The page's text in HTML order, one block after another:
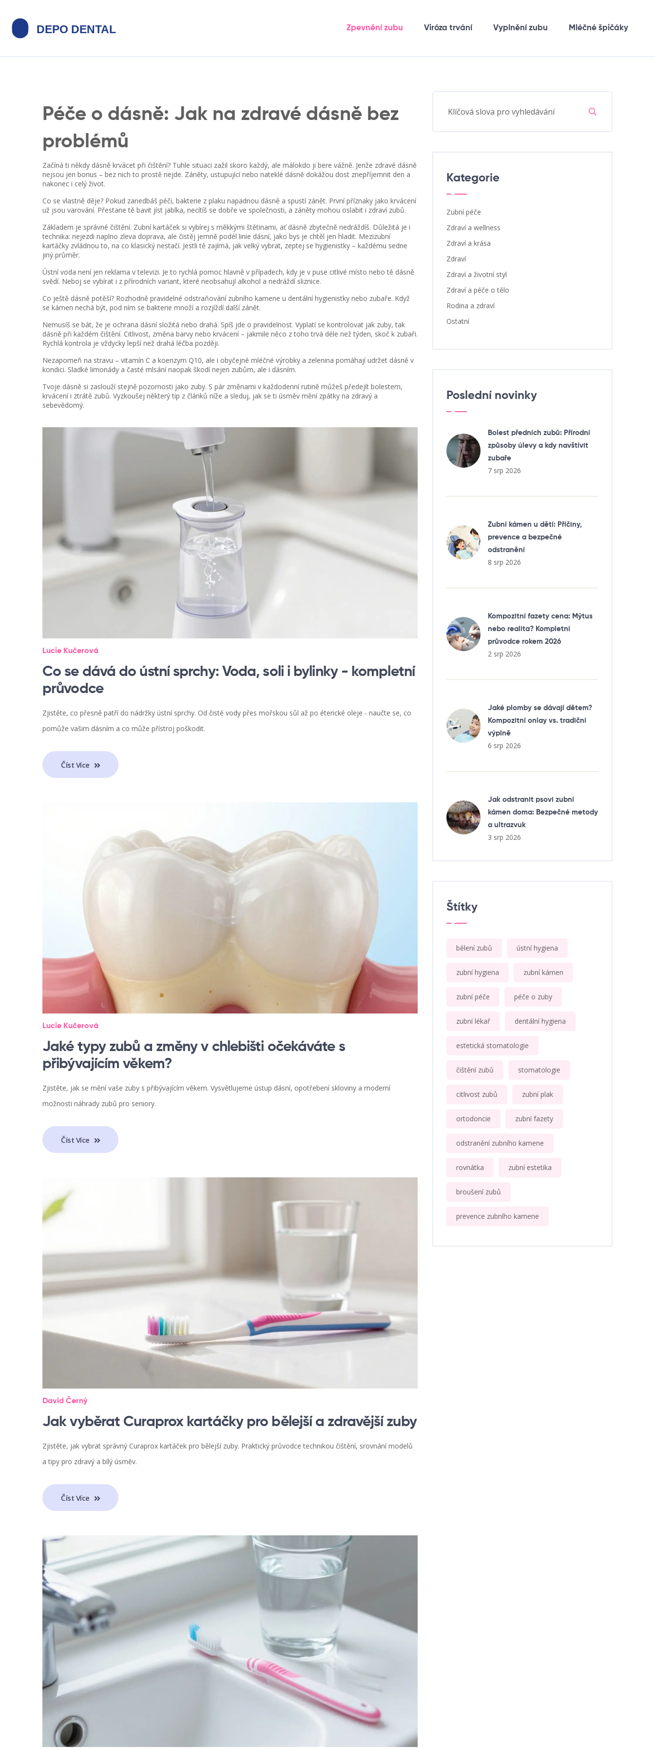
Zpevnění zubu Viróza trvání Vyplnění zubu Mléčné špičáky
Péče o dásně: Jak na zdravé dásně bez
problémů
Začíná ti někdy dásně krvácet při čištění? Tuhle situaci zažil skoro každý, ale málokdo ji bere vážně. Jenže zdravé dásně
nejsou jen bonus – bez nich to prostě nejde. Záněty, ustupující nebo nateklé dásně dokážou dost znepříjemnit den a
nakonec i celý život.
Co se vlastně děje? Pokud zanedbáš péči, bakterie z plaku napadnou dásně a spustí zánět. První příznaky jako krvácení
už jsou varování. Přestane tě bavit jíst jablka, necítíš se dobře ve společnosti, a záněty mohou oslabit i zdraví zubů.
Základem je správné čištění. Zubní kartáček si vybírej s měkkými štětinami, ať dásně zbytečně nedráždíš. Důležitá je i
technika: nejezdi naplno zleva doprava, ale čistěj jemně podél linie dásní, jako bys je chtěl jen hladit. Mezizubní
kartáčky zvládnou to, na co klasický nestačí. Jestli tě zajímá, jak velký vybrat, zeptej se hygienistky – každému sedne
jiný průměr.
Ústní voda není jen reklama v televizi. Je to rychlá pomoc hlavně v případech, kdy je v puse citlivé místo nebo tě dásně
svědí. Neboj se vybírat i z přírodních variant, které neobsahují alkohol a nedráždí sliznice.
Co ještě dásně potěší? Rozhodně pravidelné odstraňování zubního kamene u dentální hygienistky nebo zubaře. Když
se kámen nechá být, pod ním se bakterie množí a rozjíždí další zánět.
Nemusíš se bát, že je ochrana dásní složitá nebo drahá. Spíš jde o pravidelnost. Vyplatí se kontrolovat jak zuby, tak
dásně při každém čištění. Citlivost, změna barvy nebo krvácení – jakmile něco z toho trvá déle než týden, skoč k zubaři.
Rychlá kontrola je vždycky lepší než drahá léčba později.
Nezapomeň na stravu – vitamín C a koenzym Q10, ale i obyčejné mléčné výrobky a zelenina pomáhají udržet dásně v
kondici. Sladké limonády a časté mlsání naopak škodí nejen zubům, ale i dásním.
Tvoje dásně si zaslouží stejně pozornosti jako zuby. S pár změnami v každodenní rutině můžeš předejít bolestem,
krvácení i ztrátě zubů. Vyzkoušej některý tip z článků níže a sleduj, jak se ti úsměv mění zpátky na zdravý a
sebevědomý.
Lucie Kučerová
Co se dává do ústní sprchy: Voda, soli i bylinky - kompletní
průvodce
Zjistěte, co přesně patří do nádržky ústní sprchy. Od čisté vody přes mořskou sůl až po éterické oleje - naučte se, co
pomůže vašim dásním a co může přístroj poškodit.
Číst Více
Lucie Kučerová
Jaké typy zubů a změny v chlebišti očekáváte s
přibývajícím věkem?
Zjistěte, jak se mění vaše zuby s přibývajícím věkem. Vysvětlujeme ústup dásní, opotřebení skloviny a moderní
možnosti náhrady zubů pro seniory.
Číst Více
David Černý
Jak vyběrat Curaprox kartáčky pro bělejší a zdravější zuby
Zjistěte, jak vybrat správný Curaprox kartáček pro bělejší zuby. Praktický průvodce technikou čištění, srovnání modelů
a tipy pro zdravý a bílý úsměv.
Číst Více
Kategorie
Zubní péče
Zdraví a wellness
Zdraví a krása
Zdraví
Zdraví a životní styl
Zdraví a péče o tělo
Rodina a zdraví
Ostatní
Poslední novinky
Bolest předních zubů: Přírodní
způsoby úlevy a kdy navštívit
zubaře
7 srp 2026
Zubní kámen u dětí: Příčiny,
prevence a bezpečné
odstranění
8 srp 2026
Kompozitní fazety cena: Mýtus
nebo realita? Kompletní
průvodce rokem 2026
2 srp 2026
Jaké plomby se dávají dětem?
Kompozitní onlay vs. tradiční
výplně
6 srp 2026
Jak odstranit psovi zubní
kámen doma: Bezpečné metody
a ultrazvuk
3 srp 2026
Štítky
bělení zubů ústní hygiena
zubní hygiena zubní kámen
zubní péče péče o zuby
zubní lékař dentální hygiena
estetická stomatologie
čištění zubů stomatologie
citlivost zubů zubní plak
ortodoncie zubní fazety
odstranění zubního kamene
rovnátka zubní estetika
broušení zubů
prevence zubního kamene